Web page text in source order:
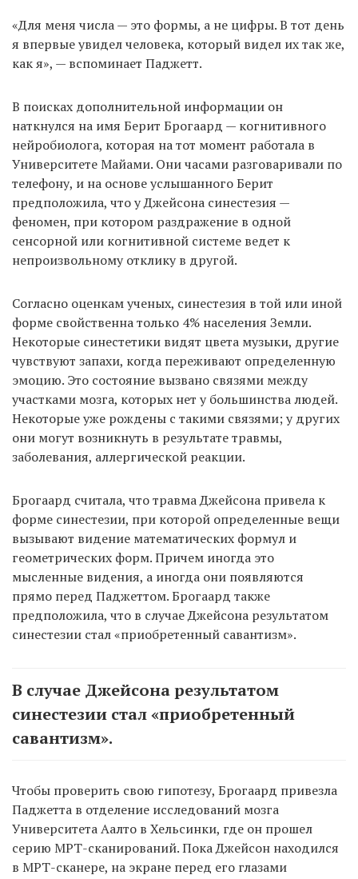
«Для меня числа — это формы, а не цифры. В тот день
я впервые увидел человека, который видел их так же,
как я», — вспоминает Паджетт.
В поисках дополнительной информации он
наткнулся на имя Берит Брогаард — когнитивного
нейробиолога, которая на тот момент работала в
Университете Майами. Они часами разговаривали по
телефону, и на основе услышанного Берит
предположила, что у Джейсона синестезия —
феномен, при котором раздражение в одной
сенсорной или когнитивной системе ведет к
непроизвольному отклику в другой.
Согласно оценкам ученых, синестезия в той или иной
форме свойственна только 4% населения Земли.
Некоторые синестетики видят цвета музыки, другие
чувствуют запахи, когда переживают определенную
эмоцию. Это состояние вызвано связями между
участками мозга, которых нет у большинства людей.
Некоторые уже рождены с такими связями; у других
они могут возникнуть в результате травмы,
заболевания, аллергической реакции.
Брогаард считала, что травма Джейсона привела к
форме синестезии, при которой определенные вещи
вызывают видение математических формул и
геометрических форм. Причем иногда это
мысленные видения, а иногда они появляются
прямо перед Паджеттом. Брогаард также
предположила, что в случае Джейсона результатом
синестезии стал «приобретенный савантизм».
В случае Джейсона результатом
синестезии стал «приобретенный
савантизм».
Чтобы проверить свою гипотезу, Брогаард привезла
Паджетта в отделение исследований мозга
Университета Аалто в Хельсинки, где он прошел
серию МРТ-сканирований. Пока Джейсон находился
в МРТ-сканере, на экране перед его глазами